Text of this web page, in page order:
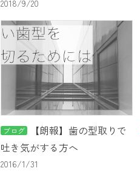
方法
2018/9/20
ブログ
【朗報】歯の型取りで
吐き気がする方へ
2016/1/31